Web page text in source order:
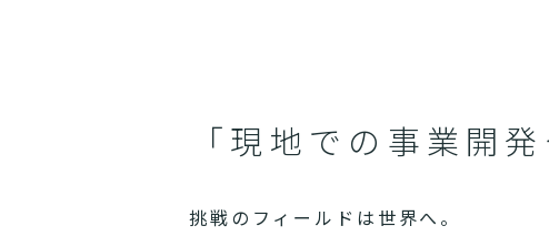
「現地での事業開
挑戦のフィールドは世界へ。